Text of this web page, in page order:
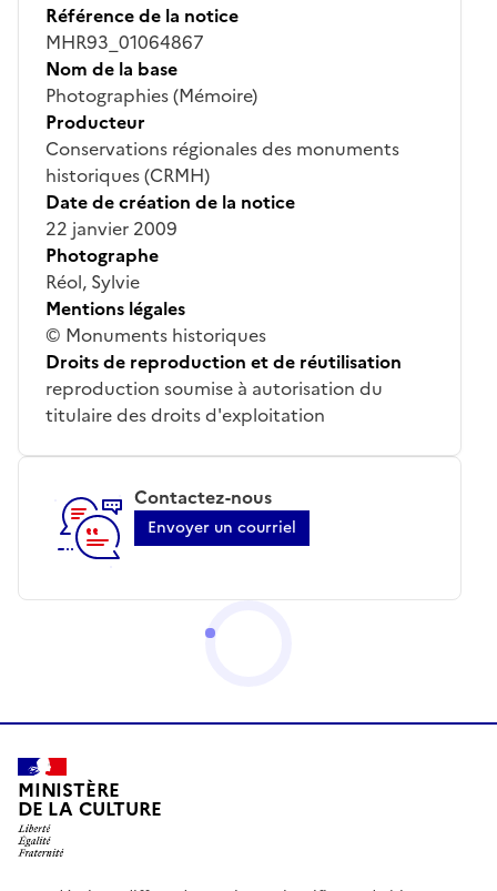
Référence de la notice
MHR93_01064867
Nom de la base
Photographies (Mémoire)
Producteur
Conservations régionales des monuments
historiques (CRMH)
Date de création de la notice
22 janvier 2009
Photographe
Réol, Sylvie
Mentions légales
© Monuments historiques
Droits de reproduction et de réutilisation
reproduction soumise à autorisation du
titulaire des droits d'exploitation
Contactez-nous
Envoyer un courriel
MINISTÈRE
DE LA CULTURE